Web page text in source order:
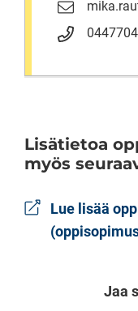
Lisätietoa
myös
Lue lisää
Jaa